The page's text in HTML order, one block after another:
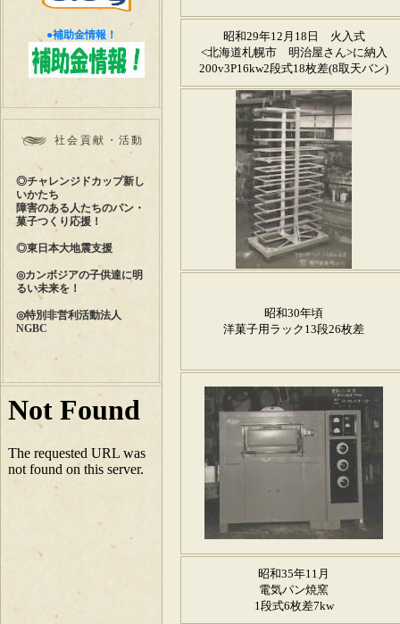
●補助金情報！
社会貢献・活動
◎チャレンジドカップ新し
いかたち
障害のある人たちのパン・
菓子つくり応援！
◎東日本大地震支援
◎カンボジアの子供達に明
るい未来を！
◎特別非営利活動法人
NGBC